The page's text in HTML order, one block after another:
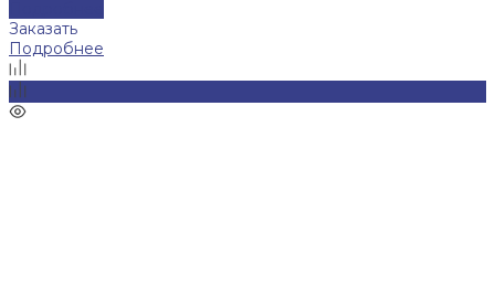
Заказать
Подробнее